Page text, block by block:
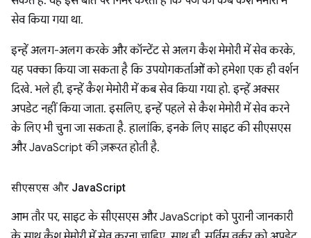
सेव किया गया था.
इन्हें अलग-अलग करके और कॉन्टेंट से अलग कैश मेमोरी में सेव करके,
यह पक्का किया जा सकता है कि उपयोगकर्ताओं को हमेशा एक ही वर्शन
दिखे. भले ही, इन्हें कैश मेमोरी में कब सेव किया गया हो. इन्हें अक्सर
अपडेट नहीं किया जाता. इसलिए, इन्हें पहले से कैश मेमोरी में सेव करने
के लिए भी चुना जा सकता है. हालांकि, इनके लिए साइट की सीएसएस
और JavaScript की ज़रूरत होती है.
सीएसएस और JavaScript
आम तौर पर, साइट के सीएसएस और JavaScript को पुरानी जानकारी